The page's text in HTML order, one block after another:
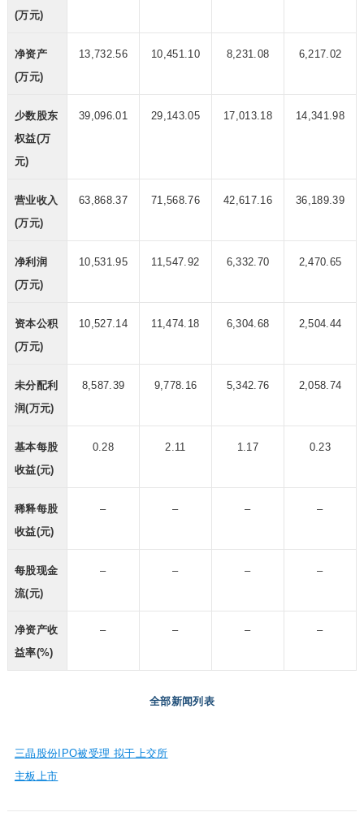
(万元)
净资产
(万元)
13,732.56 10,451.10 8,231.08 6,217.02
少数股东
权益(万
元)
39,096.01 29,143.05 17,013.18 14,341.98
营业收入
(万元)
63,868.37 71,568.76 42,617.16 36,189.39
净利润
(万元)
10,531.95 11,547.92 6,332.70 2,470.65
资本公积
(万元)
10,527.14 11,474.18 6,304.68 2,504.44
未分配利
润(万元)
8,587.39 9,778.16 5,342.76 2,058.74
基本每股
收益(元)
0.28 2.11 1.17 0.23
稀释每股
收益(元)
– – – –
每股现金
流(元)
– – – –
净资产收
益率(%)
– – – –
全部新闻列表
三晶股份IPO被受理 拟于上交所
主板上市